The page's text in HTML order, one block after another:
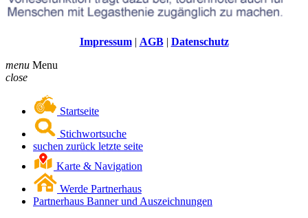
Impressum| AGB| Datenschutz
menu Menu
close
Startseite
Stichwortsuche
suchen zurück letzte seite
Karte & Navigation
Werde Partnerhaus
Partnerhaus Banner und Auszeichnungen